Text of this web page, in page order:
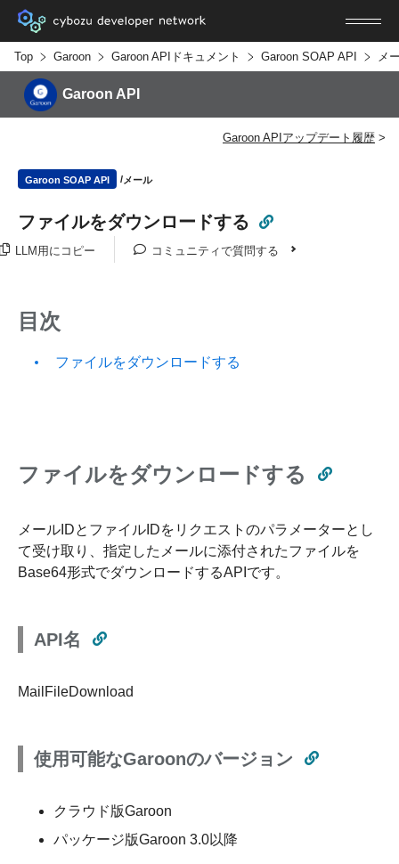
Top Garoon Garoon APIドキュメント Garoon SOAP API メ
Garoon API
Garoon APIアップデート履歴
Garoon SOAP API メール
ファイルをダウンロードする
LLM用にコピー コミュニティで質問する
目次
ファイルをダウンロードする
ファイルをダウンロードする
メールIDとファイルIDをリクエストのパラメーターとし
て受け取り、指定したメールに添付されたファイルを
Base64形式でダウンロードするAPIです。
API名
MailFileDownload
使用可能なGaroonのバージョン
クラウド版Garoon
パッケージ版Garoon 3.0以降